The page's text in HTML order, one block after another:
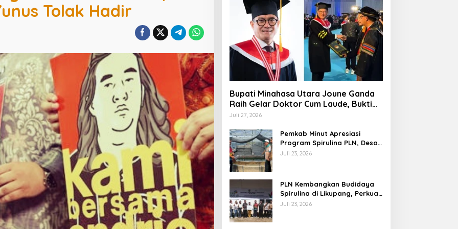
Tolak Hadir
Bupati Minahasa Utara Joune Ganda
Raih Gelar Doktor Cum Laude, Bukti
Komitmen Tingkatkan Kualitas
Juli 27, 2026
Pemkab Minut Apresiasi
Program Spirulina PLN, Desa
Tarabitan Disiapkan Jadi
Juli 23, 2026
PLN Kembangkan Budidaya
Spirulina di Likupang, Perkuat
Ketahanan Pangan dan
Juli 23, 2026